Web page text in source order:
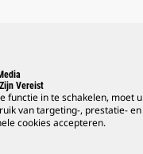
Vereist
functie in te schakelen, moet u
van targeting-, prestatie- en
cookies accepteren.